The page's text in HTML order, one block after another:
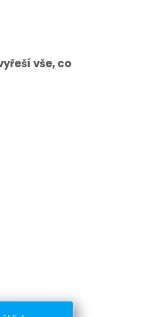
vše, co